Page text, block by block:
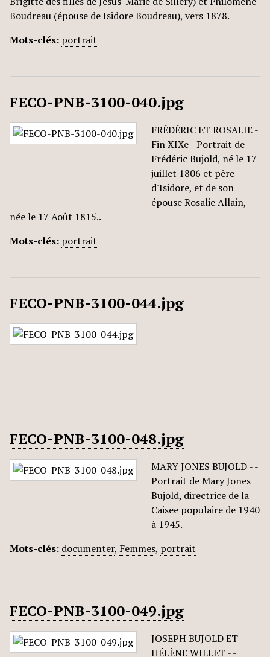
Boudreau (épouse de Isidore Boudreau), vers 1878.
Mots-clés: portrait
FECO-PNB-3100-040.jpg
FRÉDÉRIC ET ROSALIE -
Fin XIXe - Portrait de
Frédéric Bujold, né le 17
juillet 1806 et père
d'Isidore, et de son
épouse Rosalie Allain,
née le 17 Août 1815..
Mots-clés: portrait
FECO-PNB-3100-044.jpg
FECO-PNB-3100-048.jpg
MARY JONES BUJOLD - -
Portrait de Mary Jones
Bujold, directrice de la
Caisee populaire de 1940
à 1945.
Mots-clés: documenter, Femmes, portrait
FECO-PNB-3100-049.jpg
JOSEPH BUJOLD ET
HÉLÈNE WILLET - -